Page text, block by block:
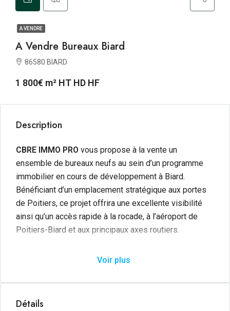
A VENDRE
A Vendre Bureaux Biard
86580 BIARD
1 800€ m² HT HD HF
Description
CBRE IMMO PRO vous propose à la vente un
ensemble de bureaux neufs au sein d’un programme
immobilier en cours de développement à Biard.
Bénéficiant d’un emplacement stratégique aux portes
de Poitiers, ce projet offrira une excellente visibilité
ainsi qu’un accès rapide à la rocade, à l’aéroport de
Poitiers-Biard et aux principaux axes routiers.
divisible à partir de 128 m²
entièrement modulables, vous offriront une grande
Voir plus
Détails